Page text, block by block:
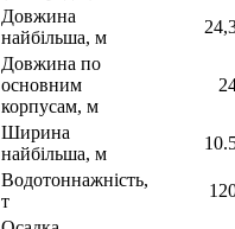
Довжина
найбільша, м
Довжина по
основним
корпусам, м
Ширина
найбільша, м
Водотоннажність,
т